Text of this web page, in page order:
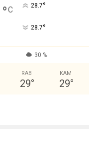
°C 28.7°
28.7°
30 %
RAB
29°
KAM
29°